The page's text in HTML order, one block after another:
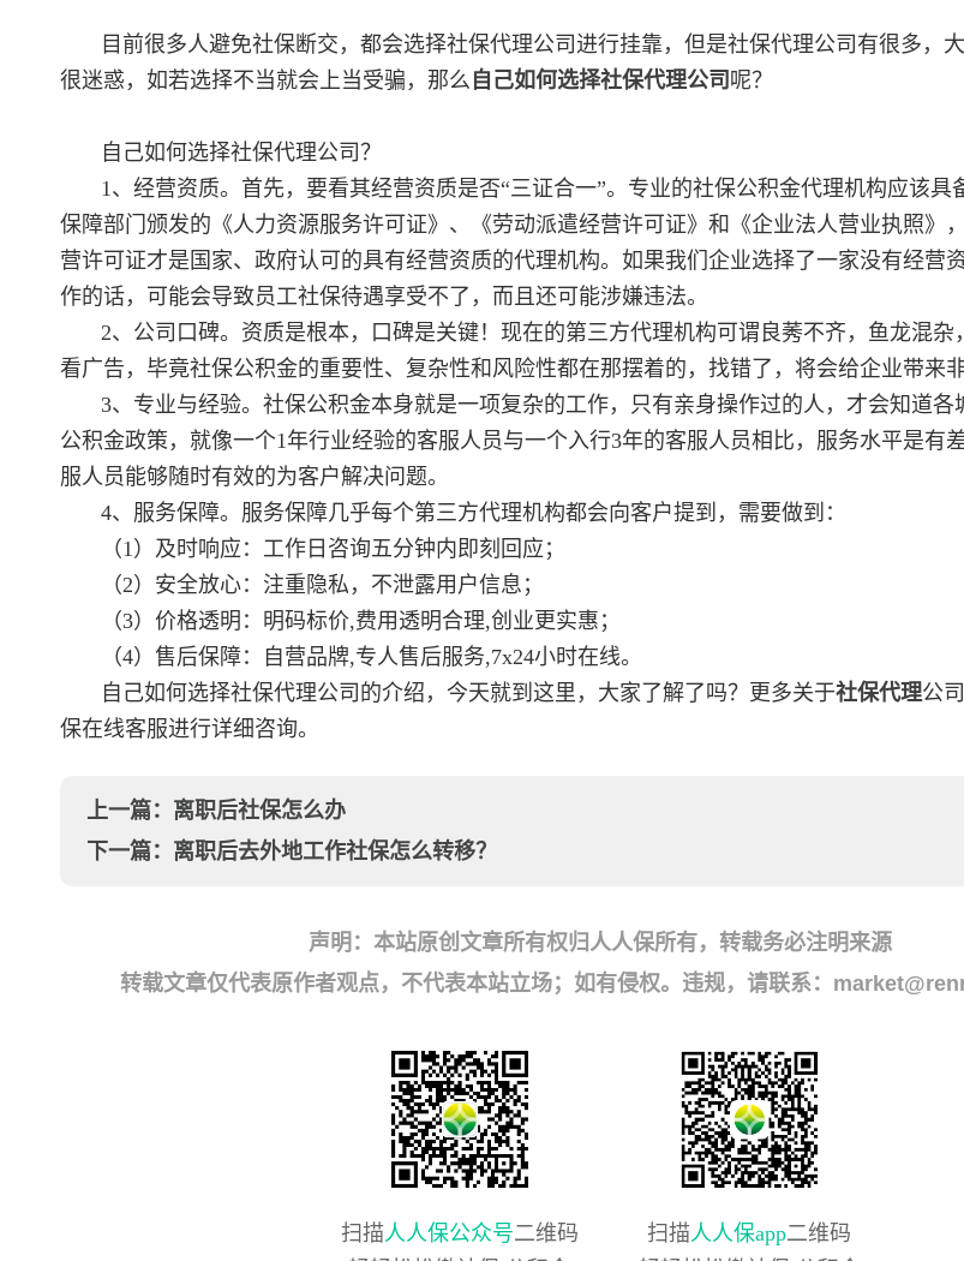
目前很多人避免社保断交，都会选择社保代理公司进行挂靠，但是社保代理公司有很多，
很迷惑，如若选择不当就会上当受骗，那么 自己如何选择社保代理公司 呢？
自己如何选择社保代理公司？
1、经营资质。首先，要看其经营资质是否“三证合一”。专业的社保公积金代理机构应该具
保障部门颁发的《人力资源服务许可证》、《劳动派遣经营许可证》和《企业法人营业执照》
营许可证才是国家、政府认可的具有经营资质的代理机构。如果我们企业选择了一家没有经营
作的话，可能会导致员工社保待遇享受不了，而且还可能涉嫌违法。
2、公司口碑。资质是根本，口碑是关键！现在的第三方代理机构可谓良莠不齐，鱼龙混杂
看广告，毕竟社保公积金的重要性、复杂性和风险性都在那摆着的，找错了，将会给企业带来非
3、专业与经验。社保公积金本身就是一项复杂的工作，只有亲身操作过的人，才会知道各
公积金政策，就像一个1年行业经验的客服人员与一个入行3年的客服人员相比，服务水平是有
服人员能够随时有效的为客户解决问题。
4、服务保障。服务保障几乎每个第三方代理机构都会向客户提到，需要做到：
（1）及时响应：工作日咨询五分钟内即刻回应；
（2）安全放心：注重隐私，不泄露用户信息；
（3）价格透明：明码标价,费用透明合理,创业更实惠；
（4）售后保障：自营品牌,专人售后服务,7x24小时在线。
自己如何选择社保代理公司的介绍，今天就到这里，大家了解了吗？更多关于社保代理公
保在线客服进行详细咨询。
上一篇： 离职后社保怎么办
下一篇： 离职后去外地工作社保怎么转移？
声明：本站原创文章所有权归人人保所有，转载务必注明来源
转载文章仅代表原作者观点，不代表本站立场；如有侵权。违规，请联系：
扫描人人保公众号二维码
扫描人人保app二维码